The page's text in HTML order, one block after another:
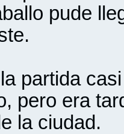
pude
partida
pero era
la ciudad.